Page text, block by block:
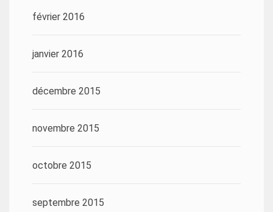
février 2016
janvier 2016
décembre 2015
novembre 2015
octobre 2015
septembre 2015